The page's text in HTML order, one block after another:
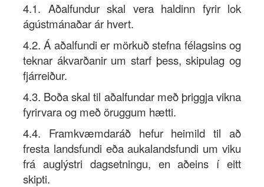
4.1. Aðalfundur skal vera haldinn fyrir lok
ágústmánaðar ár hvert.
4.2. Á aðalfundi er mörkuð stefna félagsins og
teknar ákvarðanir um starf þess, skipulag og
fjárreiður.
4.3. Boða skal til aðalfundar með þriggja vikna
fyrirvara og með öruggum hætti.
4.4. Framkvæmdaráð hefur heimild til að
fresta landsfundi eða aukalandsfundi um viku
frá auglýstri dagsetningu, en aðeins í eitt
skipti.